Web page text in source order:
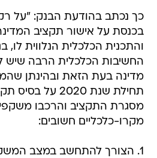
כך נכתב בהודעת הבנק: "על
והתכנית הכלכלית הנלווית
החשיבות הכלכלית הרבה שיש
מדינה בעת הזאת ובהינתן
תחילת שנת 2020 על בסיס תקציב המשכי.
מסגרת התקציב והרכבו
מקרו-כלכליים חשובים:
1. הצורך להתחשב במצב